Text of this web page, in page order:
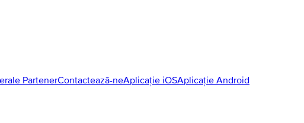
PartenerContactează-neAplicație iOSAplicație Android